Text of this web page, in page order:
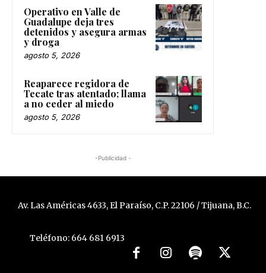
Operativo en Valle de
Guadalupe deja tres
detenidos y asegura armas
y droga
agosto 5, 2026
Reaparece regidora de
Tecate tras atentado; llama
a no ceder al miedo
agosto 5, 2026
-Publicidad -
Av. Las Américas 4633, El Paraíso, C.P. 22106 / Tijuana, B.C.
Teléfono: 664 681 6913